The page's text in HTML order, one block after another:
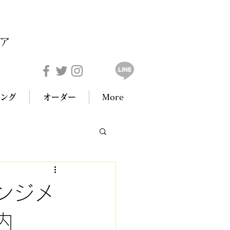
グ オーダー More
ジメ